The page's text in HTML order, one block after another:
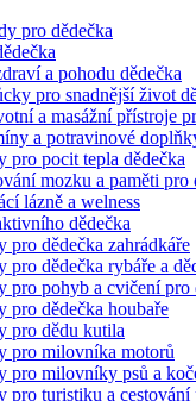
pro dědečka
a pohodu dědečka
pro snadnější život
a masážní přístroje
a potravinové
pro pocit tepla dědečka
mozku a paměti pro
lázně a welness
dědečka
pro dědečka zahrádkáře
pro dědečka rybáře a
pro pohyb a cvičení pro
pro dědečka houbaře
pro dědu kutila
pro milovníka motorů
pro milovníky psů a
pro turistiku a cestování